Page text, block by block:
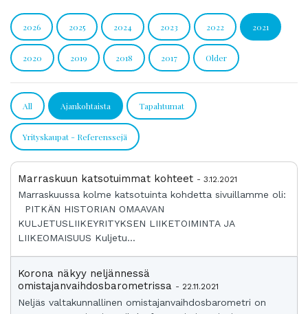
2026 2025 2024 2023 2022 2021
2020 2019 2018 2017 Older
All Ajankohtaista Tapahtumat
Yrityskaupat - Referenssejä
Marraskuun katsotuimmat kohteet - 3.12.2021
Marraskuussa kolme katsotuinta kohdetta sivuillamme oli:
PITKÄN HISTORIAN OMAAVAN
KULJETUSLIIKEYRITYKSEN LIIKETOIMINTA JA
LIIKEOMAISUUS Kuljetu...
Korona näkyy neljännessä
omistajanvaihdosbarometrissa - 22.11.2021
Neljäs valtakunnallinen omistajanvaihdosbarometri on